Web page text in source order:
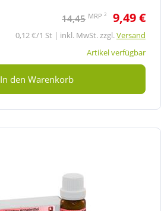
14,45 MRP 2 9,49 €
0,12 €/1 St | inkl. MwSt. zzgl.Versand
Artikel verfügbar
In den Warenkorb